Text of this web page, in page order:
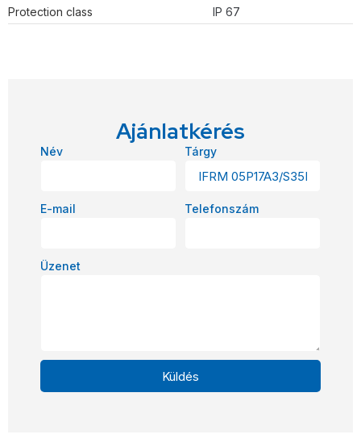
Protection class
IP 67
Ajánlatkérés
Név Tárgy
E-mail Telefonszám
Üzenet
Küldés